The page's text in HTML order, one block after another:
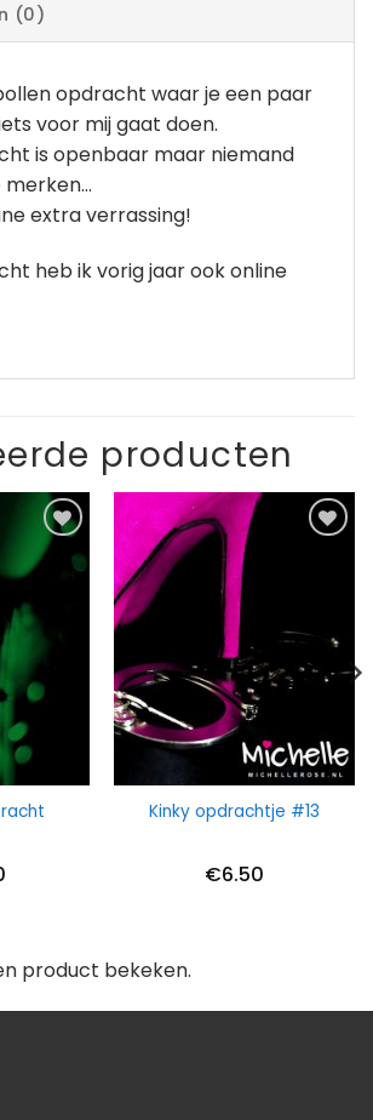
(0)
opdracht waar je een paar
voor mij gaat doen.
is openbaar maar niemand
extra verrassing!
heb ik vorig jaar ook online
producten
Kinky opdrachtje #13
€6.50
product bekeken.